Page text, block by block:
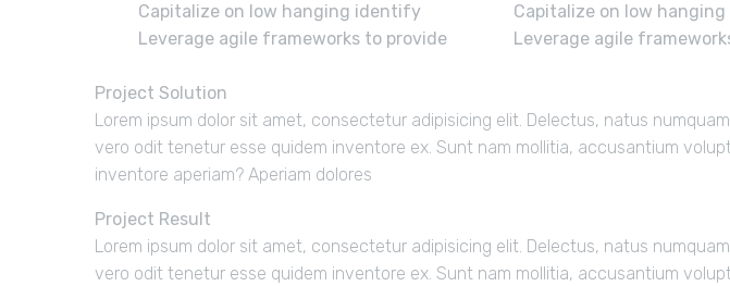
Capitalize on low hanging identify
Leverage agile frameworks to provide
Capitalize on low
Leverage agile
Project Solution
Lorem ipsum dolor sit amet, consectetur adipisicing elit. Delectus, natus
vero odit tenetur esse quidem inventore ex. Sunt nam mollitia, accusantium
inventore aperiam? Aperiam dolores
Project Result
Lorem ipsum dolor sit amet, consectetur adipisicing elit. Delectus, natus
vero odit tenetur esse quidem inventore ex. Sunt nam mollitia, accusantium